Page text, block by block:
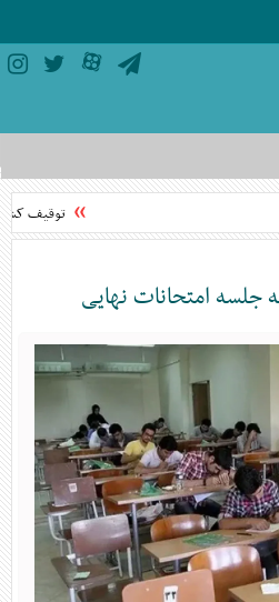
توقیف کشنده رنو
جلسه امتحانات نهایی